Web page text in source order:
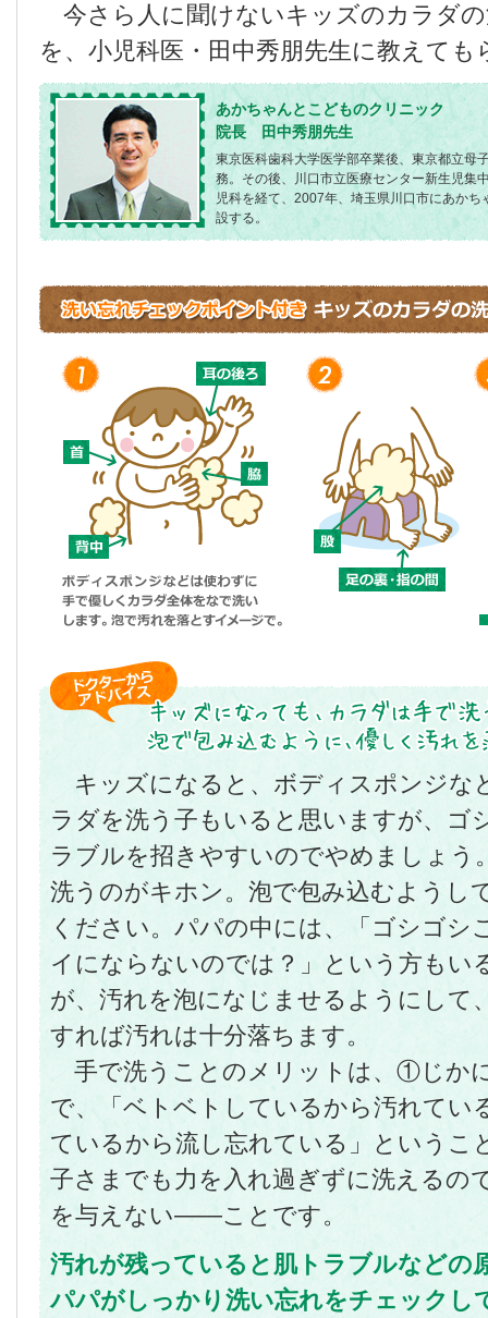
今さら人に聞けないキッズのカラダ
を、小児科医・田中秀朋先生に教えても
あかちゃんとこどものクリニック
院長 田中秀朋先生
東京医科歯科大学医学部卒業後、東京都立母
務。その後、川口市立医療センター新生児集
児科を経て、2007年、埼玉県川口市にあか
設する。
キッズになると、ボディスポンジな
ラダを洗う子もいると思いますが、ゴ
ラブルを招きやすいのでやめましょう
洗うのがキホン。泡で包み込むようし
ください。パパの中には、「ゴシゴシ
イにならないのでは？」という方もい
が、汚れを泡になじませるようにして
すれば汚れは十分落ちます。
手で洗うことのメリットは、①じか
で、「ベトベトしているから汚れてい
ているから流し忘れている」という
子さまでも力を入れ過ぎずに洗えるの
を与えない――ことです。
汚れが残っていると肌トラブルなどの
パパがしっかり洗い忘れをチェックし